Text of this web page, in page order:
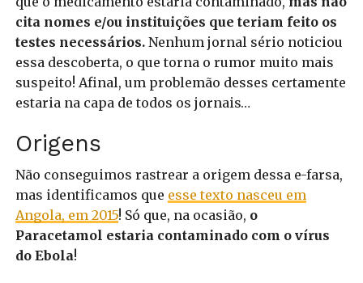
cita nomes e/ou instituições que teriam feito os
testes necessários.Nenhum jornal sério noticiou
essa descoberta, o que torna o rumor muito mais
suspeito! Afinal, um problemão desses certamente
estaria na capa de todos os jornais…
Origens
Não conseguimos rastrear a origem dessa e-farsa,
mas identificamos que esse texto nasceu em
Angola, em 2015! Só que, na ocasião, o
Paracetamol estaria contaminado com o vírus
do Ebola!